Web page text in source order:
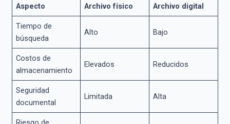
Aspecto Archivo físico Archivo digital
Tiempo de
búsqueda
Alto Bajo
Costos de
almacenamiento
Elevados Reducidos
Seguridad
documental
Limitada Alta